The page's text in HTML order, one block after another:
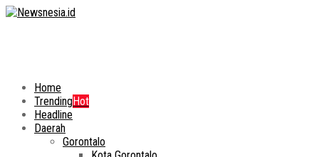
Home
TrendingHot
Headline
Daerah
Gorontalo